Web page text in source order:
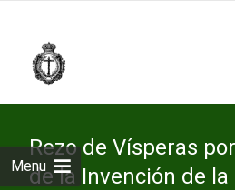
Menu
Rezo de Vísperas
de la Invención de la